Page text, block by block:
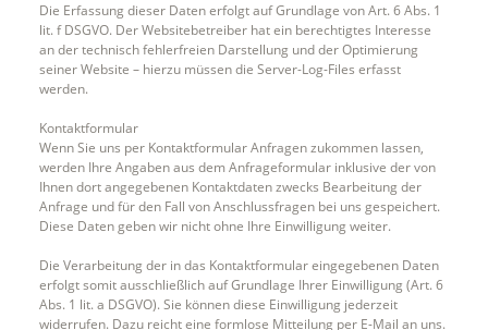
Die Erfassung dieser Daten erfolgt auf Grundlage von Art. 6 Abs. 1
lit. f DSGVO. Der Websitebetreiber hat ein berechtigtes Interesse
an der technisch fehlerfreien Darstellung und der Optimierung
seiner Website – hierzu müssen die Server-Log-Files erfasst
werden.
Kontaktformular
Wenn Sie uns per Kontaktformular Anfragen zukommen lassen,
werden Ihre Angaben aus dem Anfrageformular inklusive der von
Ihnen dort angegebenen Kontaktdaten zwecks Bearbeitung der
Anfrage und für den Fall von Anschlussfragen bei uns gespeichert.
Diese Daten geben wir nicht ohne Ihre Einwilligung weiter.
Die Verarbeitung der in das Kontaktformular eingegebenen Daten
erfolgt somit ausschließlich auf Grundlage Ihrer Einwilligung (Art. 6
Abs. 1 lit. a DSGVO). Sie können diese Einwilligung jederzeit
widerrufen. Dazu reicht eine formlose Mitteilung per E-Mail an uns.